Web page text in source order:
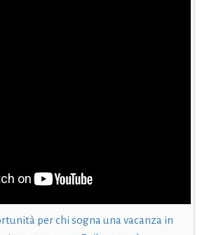
per chi sogna una vacanza in